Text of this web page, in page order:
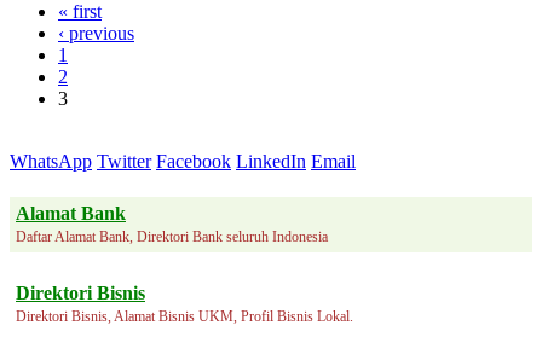
« first
‹ previous
1
2
3
WhatsApp Twitter Facebook LinkedIn Email
Alamat Bank
Daftar Alamat Bank, Direktori Bank seluruh Indonesia
Direktori Bisnis
Direktori Bisnis, Alamat Bisnis UKM, Profil Bisnis Lokal.